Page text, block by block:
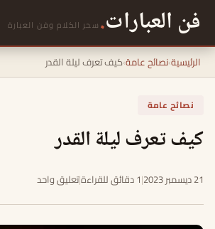
فن العبارات. سحر الكلام وفن العبارة
الرئيسية›نصائح عامة›كيف تعرف ليلة القدر
نصائح عامة
كيف تعرف ليلة القدر
21 ديسمبر 2023 |1 دقائق للقراءة |تعليق واحد